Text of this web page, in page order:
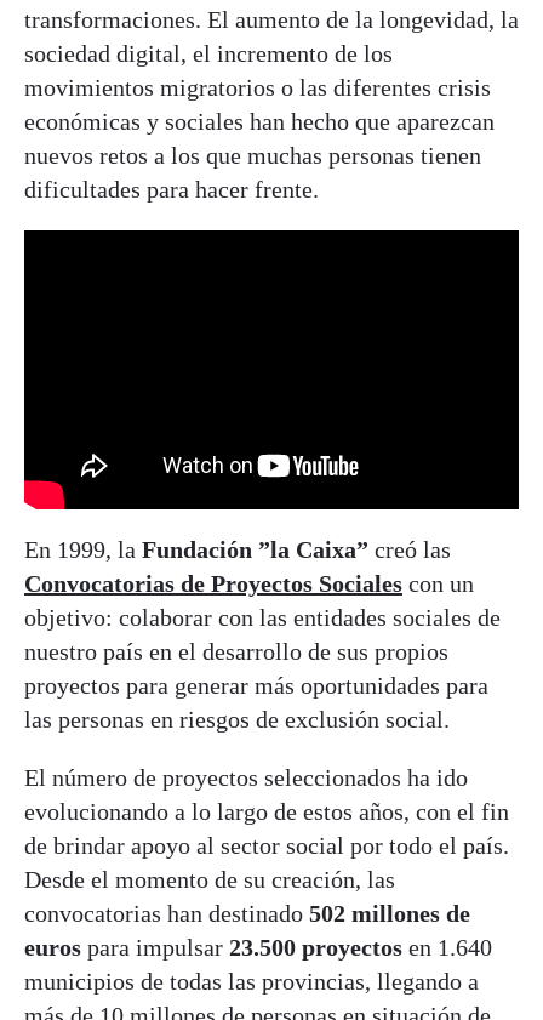
transformaciones. El aumento de la longevidad, la
sociedad digital, el incremento de los
movimientos migratorios o las diferentes crisis
económicas y sociales han hecho que aparezcan
nuevos retos a los que muchas personas tienen
dificultades para hacer frente.
En 1999, la Fundación ”la Caixa” creó las
Convocatorias de Proyectos Sociales con un
objetivo: colaborar con las entidades sociales de
nuestro país en el desarrollo de sus propios
proyectos para generar más oportunidades para
las personas en riesgos de exclusión social.
El número de proyectos seleccionados ha ido
evolucionando a lo largo de estos años, con el fin
de brindar apoyo al sector social por todo el país.
Desde el momento de su creación, las
convocatorias han destinado 502 millones de
euros para impulsar 23.500 proyectos en 1.640
municipios de todas las provincias, llegando a